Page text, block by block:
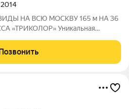
2014
ВСЮ МОСКВУ 165 м НА 36
комплекса бизнес-класса
36-м этаже